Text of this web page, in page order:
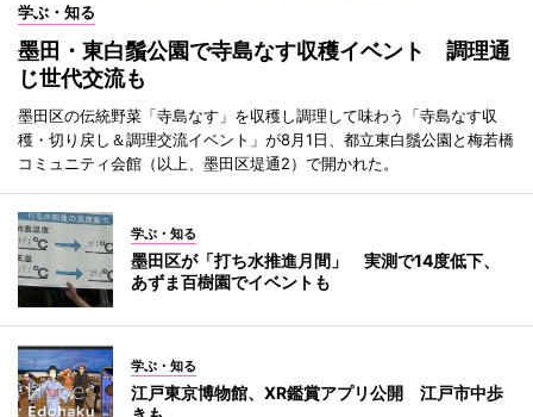
学ぶ・知る
墨田・東白鬚公園で寺島なす収穫イベント 調理通
じ世代交流も
墨田区の伝統野菜「寺島なす」を収穫し調理して味わう「寺島なす収
穫・切り戻し＆調理交流イベント」が8月1日、都立東白鬚公園と梅若橋
コミュニティ会館（以上、墨田区堤通2）で開かれた。
学ぶ・知る
墨田区が「打ち水推進月間」 実測で14度低下、
あずま百樹園でイベントも
学ぶ・知る
江戸東京博物館、XR鑑賞アプリ公開 江戸市中歩